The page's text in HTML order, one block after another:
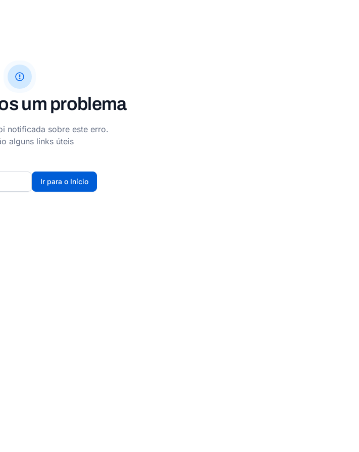
um problema
notificada sobre este erro.
alguns links úteis
Ir para o Início